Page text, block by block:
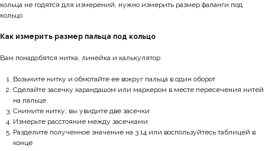
кольца не годятся для измерений, нужно измерить размер фаланги под
кольцо
Как измерить размер пальца под кольцо
Вам понадобятся нитка, линейка и калькулятор
Возьмите нитку и обмотайте ее вокруг пальца в один оборот
Сделайте засечку карандашом или маркером в месте пересечения нитей
на пальце.
Снимите нитку, вы увидите две засечки
Измерьте расстояние между засечками
Разделите полученное значение на 3.14 или воспользуйтесь таблицей в
конце